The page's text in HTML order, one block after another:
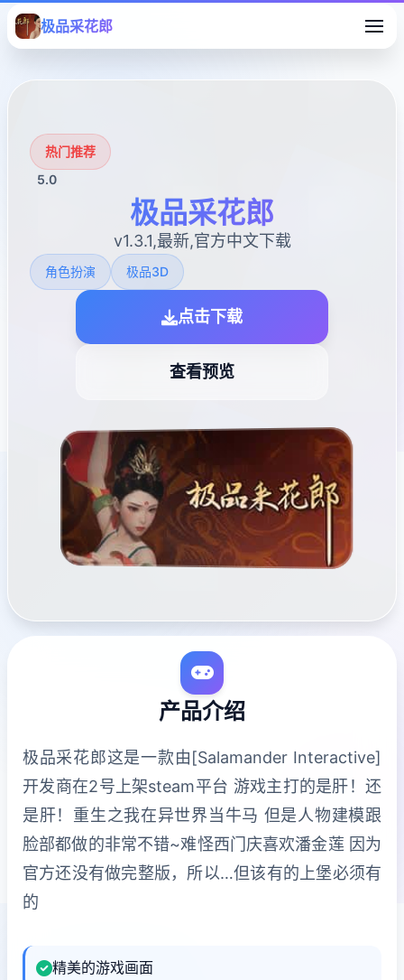
极品采花郎
热门推荐
5.0
极品采花郎
v1.3.1,最新,官方中文下载
角色扮演 极品3D
点击下载
查看预览
产品介绍
极品采花郎这是一款由[Salamander Interactive]
开发商在2号上架steam平台 游戏主打的是肝！还
是肝！重生之我在异世界当牛马 但是人物建模跟
脸部都做的非常不错~难怪西门庆喜欢潘金莲 因为
官方还没有做完整版，所以…但该有的上堡必须有
的
精美的游戏画面